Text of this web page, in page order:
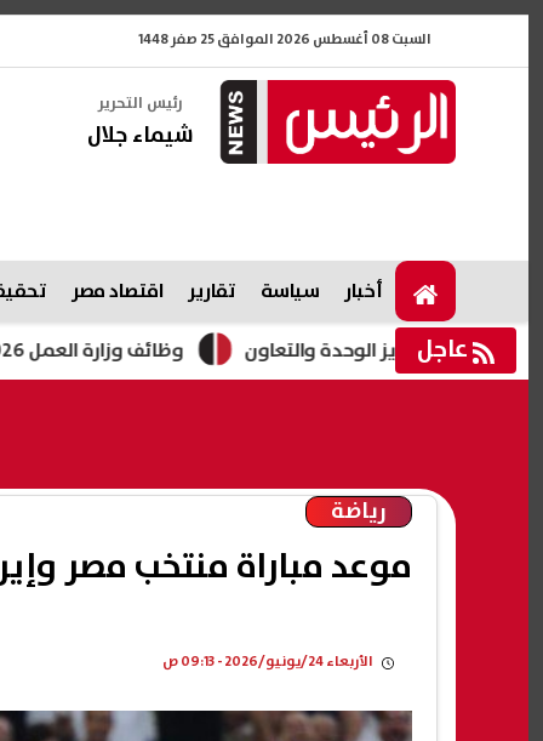
السبت 08 أغسطس 2026 الموافق 25 صفر 1448
رئيس التحرير
شيماء جلال
أخبار سياسة تقارير اقتصاد مصر
عاجل وظائف وزارة العمل 2026.. فرص جديدة للشباب برواتب تصل لـ12.5 ألف جنيه الوحدة والتعاون
رياضة
موعد مباراة منتخب مصر
الأربعاء 24/يونيو/2026 - 09:13 ص